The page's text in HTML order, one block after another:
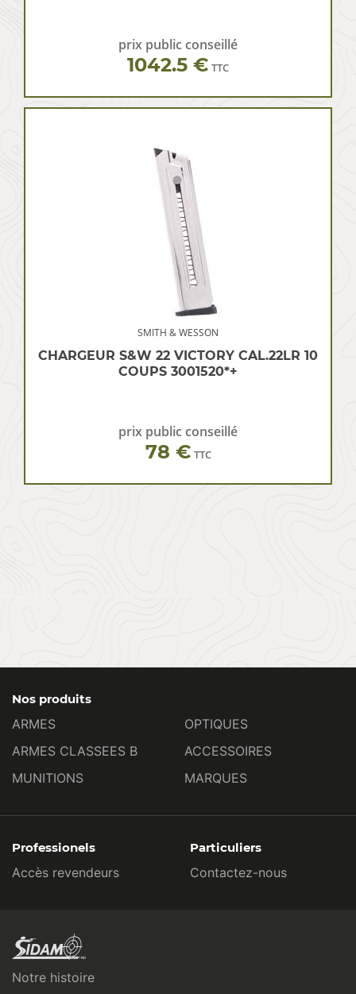
prix public conseillé
1042.5 € TTC
SMITH & WESSON
CHARGEUR S&W 22 VICTORY CAL.22LR 10
COUPS 3001520*+
prix public conseillé
78 € TTC
Nos produits
ARMES
ARMES CLASSEES B
MUNITIONS
OPTIQUES
ACCESSOIRES
MARQUES
Professionels
Accès revendeurs
Particuliers
Contactez-nous
Notre histoire